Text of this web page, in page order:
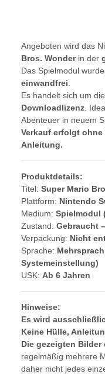
Angeboten wird das
Bros. Wonderin der
Das Spielmodul wurde
einwandfrei
Es handelt sich um die
Downloadlizenz .
Abenteuer in neuem
Verkauf erfolgt
Anleitung.
Produktdetails:
Titel: Super Mario
Plattform: Nintendo
Medium: Spielmodul
Zustand: Gebraucht
Verpackung: Nicht
Sprache:
Systemeinstellung)
USK: Ab 6 Jahren
Hinweise:
Es wird
Keine Hülle,
Die gezeigten
regelmäßig mehrere
daher nicht jedes